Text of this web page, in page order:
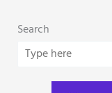
Search